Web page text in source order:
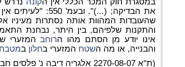
את הבדיקה; (...)". ובעמ' 550: "לעיתים אין ה
שהעובדות המהוות אותה נסתרות מעיניו
והתקנות שלפיהם, בין היתר, נבחנת
אינו יודע מן הסתם מהו הרוחבהמזערי
והבנייה, או מה השטח המזערי בחלון במטבח
(ת"א 2270-08-07 אלגריה דיבה נ' פלסים חברה לפיתוח ובנין בע"מ (2010))